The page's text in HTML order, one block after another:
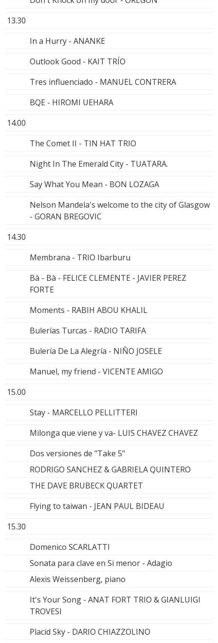
13.30
In a Hurry - ANANKE
Outlook Good - KAIT TRÍO
Tres influenciado - MANUEL CONTRERA
BQE - HIROMI UEHARA
14.00
The Comet II - TIN HAT TRIO
Night In The Emerald City - TUATARA.
Say What You Mean - BON LOZAGA
Nelson Mandela's welcome to the city of Glasgow
- GORAN BREGOVIC
14.30
Membrana - TRIO Ibarburu
Bà - Bà - FELICE CLEMENTE - JAVIER PEREZ
FORTE
Moments - RABIH ABOU KHALIL
Bulerías Turcas - RADIO TARIFA
Bulería De La Alegría - NIÑO JOSELE
Manuel, my friend - VICENTE AMIGO
15.00
Stay - MARCELLO PELLITTERI
Milonga que viene y va- LUIS CHAVEZ CHAVEZ
Dos versiones de "Take 5"
RODRIGO SANCHEZ & GABRIELA QUINTERO
THE DAVE BRUBECK QUARTET
Flying to taiwan - JEAN PAUL BIDEAU
15.30
Domenico SCARLATTI
Sonata para clave en Si menor - Adagio
Alexis Weissenberg, piano
It's Your Song - ANAT FORT TRIO & GIANLUIGI
TROVESI
Placid Sky - DARIO CHIAZZOLINO